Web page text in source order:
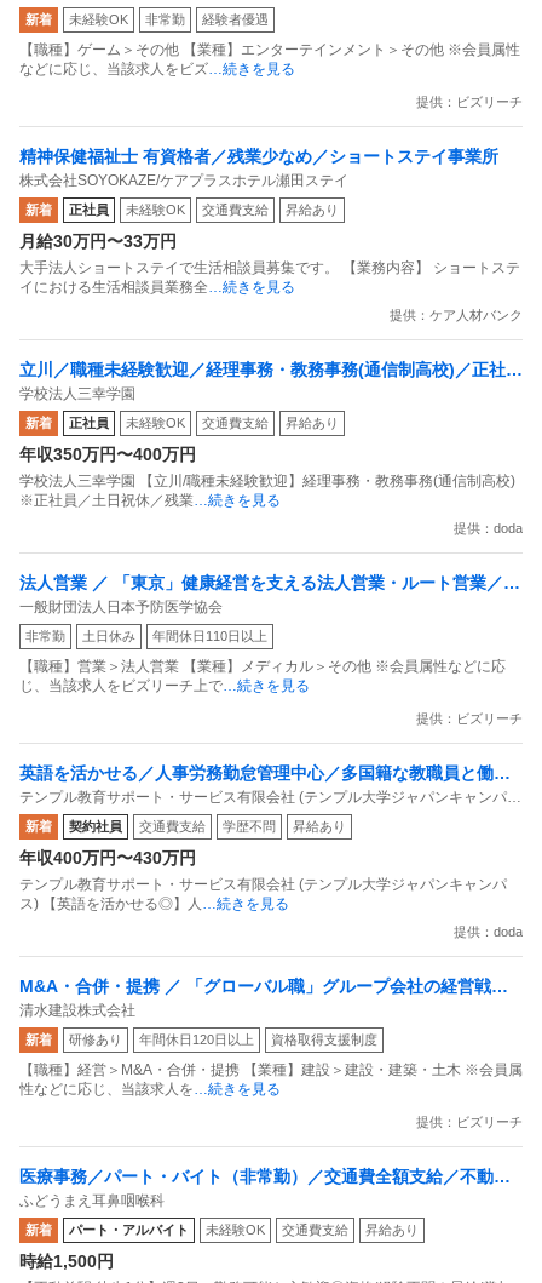
新着 未経験OK 非常勤 経験者優遇
【職種】ゲーム＞その他 【業種】エンターテインメント＞その他 ※会員属性
などに応じ、当該求人をビズ…続きを見る
提供：ビズリーチ
精神保健福祉士 有資格者／残業少なめ／ショートステイ事業所
株式会社SOYOKAZE/ケアプラスホテル瀬田ステイ
新着 正社員 未経験OK 交通費支給 昇給あり
月給30万円〜33万円
大手法人ショートステイで生活相談員募集です。 【業務内容】 ショートステ
イにおける生活相談員業務全…続きを見る
提供：ケア人材バンク
立川／職種未経験歓迎／経理事務・教務事務(通信制高校)／正社員
／土日祝休／残業20H以内
学校法人三幸学園
新着 正社員 未経験OK 交通費支給 昇給あり
年収350万円〜400万円
学校法人三幸学園 【立川/職種未経験歓迎】経理事務・教務事務(通信制高校)
※正社員／土日祝休／残業…続きを見る
提供：doda
法人営業 ／ 「東京」健康経営を支える法人営業・ルート営業／年
休129日・実働7.5h・賞与5.5カ月実績／定着率95％のホワイト50
0認定企業／月残業20h以内
一般財団法人日本予防医学協会
非常勤 土日休み 年間休日110日以上
【職種】営業＞法人営業 【業種】メディカル＞その他 ※会員属性などに応
じ、当該求人をビズリーチ上で…続きを見る
提供：ビズリーチ
英語を活かせる／人事労務勤怠管理中心／多国籍な教職員と働く
グローバルな環境／年休125・在宅可
テンプル教育サポート・サービス有限会社 (テンプル大学ジャパンキャンパ
ス)
新着 契約社員 交通費支給 学歴不問 昇給あり
年収400万円〜430万円
テンプル教育サポート・サービス有限会社 (テンプル大学ジャパンキャンパ
ス) 【英語を活かせる◎】人 …続きを見る
提供：doda
M&A・合併・提携 ／ 「グローバル職」グループ会社の経営戦略
支援（M＆A業務担当） ～「子どもたちに誇れるしごとを／」
清水建設株式会社
新着 研修あり 年間休日120日以上 資格取得支援制度
【職種】経営＞M&A・合併・提携 【業種】建設＞建設・建築・土木 ※会員属
性などに応じ、当該求人を…続きを見る
提供：ビズリーチ
医療事務／パート・バイト（非常勤）／交通費全額支給／不動前
駅 徒歩1分／週2日～勤務可能な方歓迎資格／経験不問昇給／賞与
あり親しみやすく居心地の良いクリニックを目指しています
ふどうまえ耳鼻咽喉科
新着 パート・アルバイト 未経験OK 交通費支給 昇給あり
時給1,500円